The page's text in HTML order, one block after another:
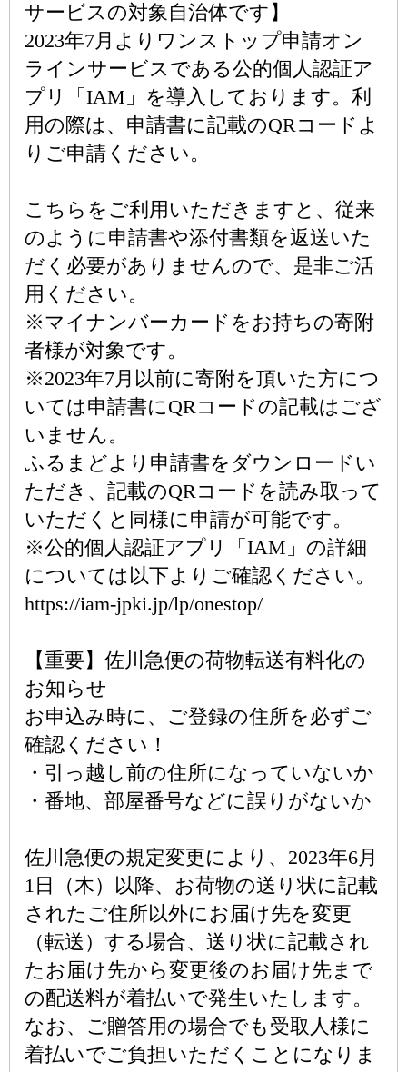
サービスの対象自治体です】
2023年7月よりワンストップ申請オン
ラインサービスである公的個人認証ア
プリ「IAM」を導入しております。利
用の際は、申請書に記載のQRコードよ
りご申請ください。
こちらをご利用いただきますと、従来
のように申請書や添付書類を返送いた
だく必要がありませんので、是非ご活
用ください。
※マイナンバーカードをお持ちの寄附
者様が対象です。
※2023年7月以前に寄附を頂いた方につ
いては申請書にQRコードの記載はござ
いません。
ふるまどより申請書をダウンロードい
ただき、記載のQRコードを読み取って
いただくと同様に申請が可能です。
※公的個人認証アプリ「IAM」の詳細
については以下よりご確認ください。
https://iam-jpki.jp/lp/onestop/
【重要】佐川急便の荷物転送有料化の
お知らせ
お申込み時に、ご登録の住所を必ずご
確認ください！
・引っ越し前の住所になっていないか
・番地、部屋番号などに誤りがないか
佐川急便の規定変更により、2023年6月
1日（木）以降、お荷物の送り状に記載
されたご住所以外にお届け先を変更
（転送）する場合、送り状に記載され
たお届け先から変更後のお届け先まで
の配送料が着払いで発生いたします。
なお、ご贈答用の場合でも受取人様に
着払いでご負担いただくことになりま